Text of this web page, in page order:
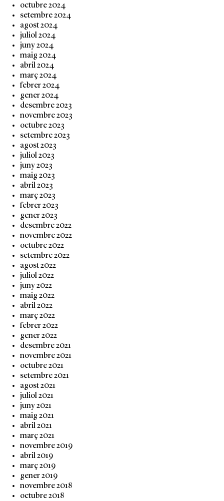
octubre 2024
setembre 2024
agost 2024
juliol 2024
juny 2024
maig 2024
abril 2024
març 2024
febrer 2024
gener 2024
desembre 2023
novembre 2023
octubre 2023
setembre 2023
agost 2023
juliol 2023
juny 2023
maig 2023
abril 2023
març 2023
febrer 2023
gener 2023
desembre 2022
novembre 2022
octubre 2022
setembre 2022
agost 2022
juliol 2022
juny 2022
maig 2022
abril 2022
març 2022
febrer 2022
gener 2022
desembre 2021
novembre 2021
octubre 2021
setembre 2021
agost 2021
juliol 2021
juny 2021
maig 2021
abril 2021
març 2021
novembre 2019
abril 2019
març 2019
gener 2019
novembre 2018
octubre 2018